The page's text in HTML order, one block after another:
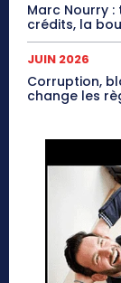
Marc Nourry
crédits, la
JUIN 2026
Corruption,
change les